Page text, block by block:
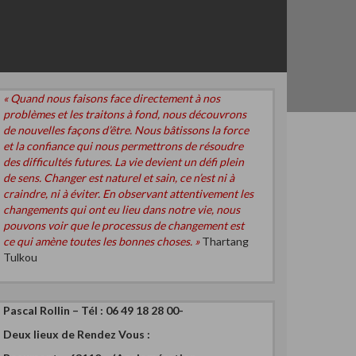
« Quand nous faisons face directement à nos
problèmes et les traitons à fond, nous découvrons
de nouvelles façons d’être. Nous bâtissons la force
et la confiance qui nous permettrons de résoudre
des difficultés futures. La vie devient un défi plein
de sens. Changer est naturel et sain, ce n’est ni à
craindre, ni à éviter. En observant attentivement les
changements qui ont eu lieu dans notre vie, nous
pouvons voir que le processus de changement est
ce qui amène toutes les bonnes choses. »Thartang
Tulkou
Pascal Rollin – Tél : 06 49 18 28 00-
Deux lieux de Rendez Vous :